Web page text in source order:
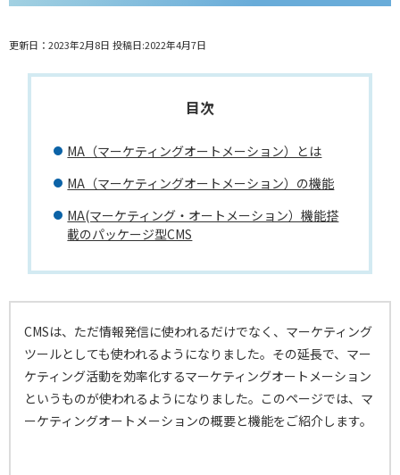
更新日：2023年2月8日 投稿日:2022年4月7日
MA（マーケティングオートメーション）とは
MA（マーケティングオートメーション）の機能
MA(マーケティング・オートメーション）機能搭
載のパッケージ型CMS
CMSは、ただ情報発信に使われるだけでなく、マーケティング
ツールとしても使われるようになりました。その延長で、マー
ケティング活動を効率化するマーケティングオートメーション
というものが使われるようになりました。このページでは、マ
ーケティングオートメーションの概要と機能をご紹介します。